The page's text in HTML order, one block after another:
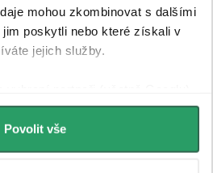
mohou zkombinovat s dalšími
poskytli nebo které získali v
jejich služby.
pro analytiku a
Jak Google zpracovává
stránkách
Povolit vše